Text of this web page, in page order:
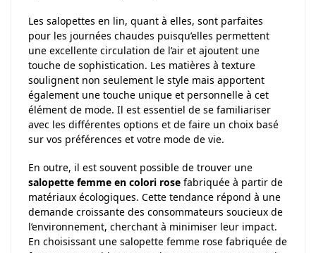
Les salopettes en lin, quant à elles, sont parfaites
pour les journées chaudes puisqu’elles permettent
une excellente circulation de l’air et ajoutent une
touche de sophistication. Les matières à texture
soulignent non seulement le style mais apportent
également une touche unique et personnelle à cet
élément de mode. Il est essentiel de se familiariser
avec les différentes options et de faire un choix basé
sur vos préférences et votre mode de vie.
En outre, il est souvent possible de trouver une
salopette femme en colori rose fabriquée à partir de
matériaux écologiques. Cette tendance répond à une
demande croissante des consommateurs soucieux de
l’environnement, cherchant à minimiser leur impact.
En choisissant une salopette femme rose fabriquée de